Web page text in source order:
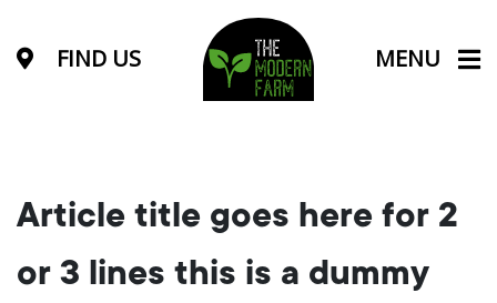
FIND US MENU
Article title goes here for 2
or 3 lines this is a dummy